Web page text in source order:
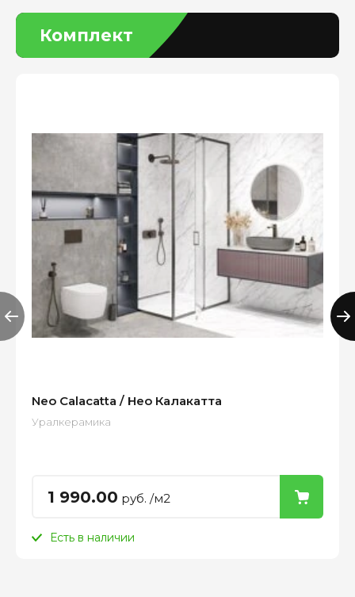
Комплект
Neo Calacatta / Нео Калакатта
Уралкерамика
1 990.00 руб. /м2
Есть в наличии